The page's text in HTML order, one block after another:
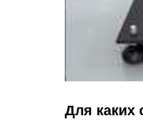
Для каких